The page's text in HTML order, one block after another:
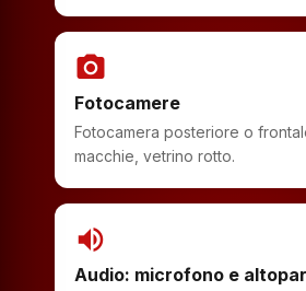
photo_camera
Fotocamere
Fotocamera posteriore o
macchie, vetrino rotto.
volume_up
Audio: microfono e